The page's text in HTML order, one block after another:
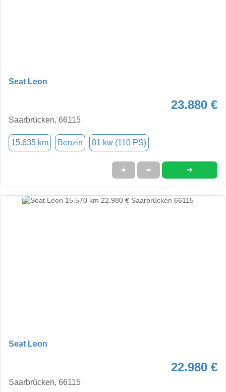
Seat Leon
23.880 €
Saarbrücken, 66115
15.635 km Benzin 81 kw (110 PS)
★ ➦ ➜
Seat Leon
22.980 €
Saarbrücken, 66115